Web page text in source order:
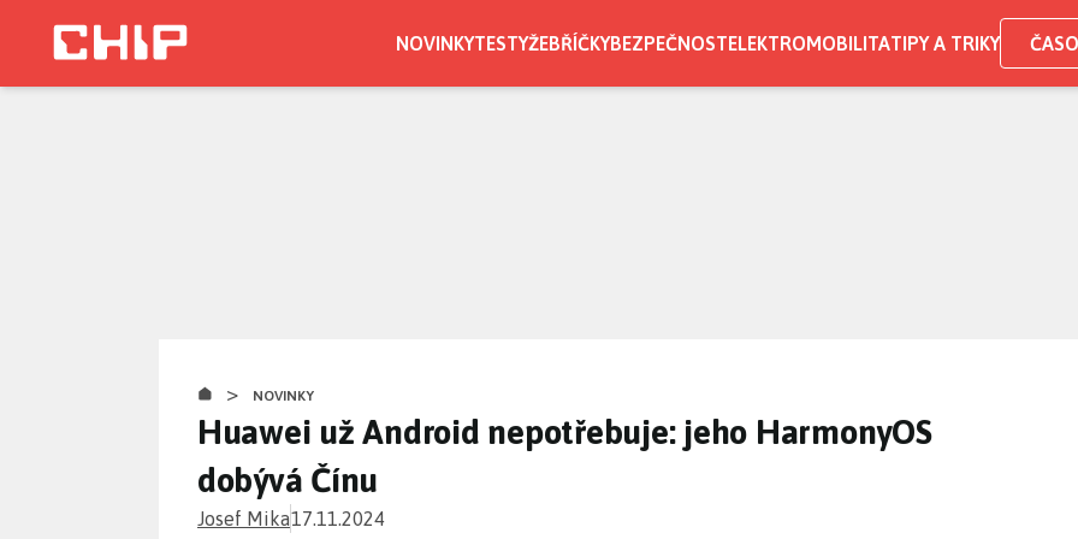
NOVINKYTESTYŽEBŘÍČKYBEZPEČNOSTELEKTROMOBILITATIPY A TRIKY
> NOVINKY
Huawei už Android nepotřebuje: jeho HarmonyOS
dobývá Čínu
Josef Mika17.11.2024